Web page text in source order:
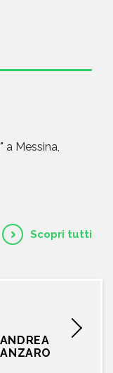
a Messina,
Scopri tutti